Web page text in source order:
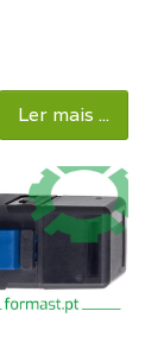
Ler mais ...